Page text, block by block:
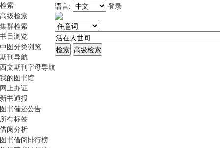
检索
高级检索
集群检索
书目浏览
中图分类浏览
期刊导航
西文期刊字母导航
我的图书馆
网上办证
新书通报
图书催还公告
所有标签
借阅分析
图书借阅排行榜
语言: 登录